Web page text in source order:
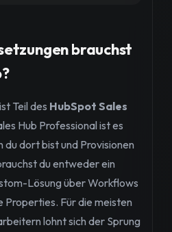
brauchst
Teil des HubSpot Sales
Hub Professional ist es
dort bist und Provisionen
du entweder ein
Lösung über Workflows
Für die meisten
lohnt sich der Sprung